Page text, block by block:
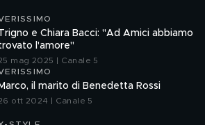
e Chiara Bacci: "Ad Amici abbiamo
l'amore"
mag 2025 | Canale 5
Marco, il marito di Benedetta Rossi
ott 2024 | Canale 5